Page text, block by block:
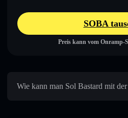
SOBA
Preis kann vom Onramp-
Wie kann man Sol Bastard mit